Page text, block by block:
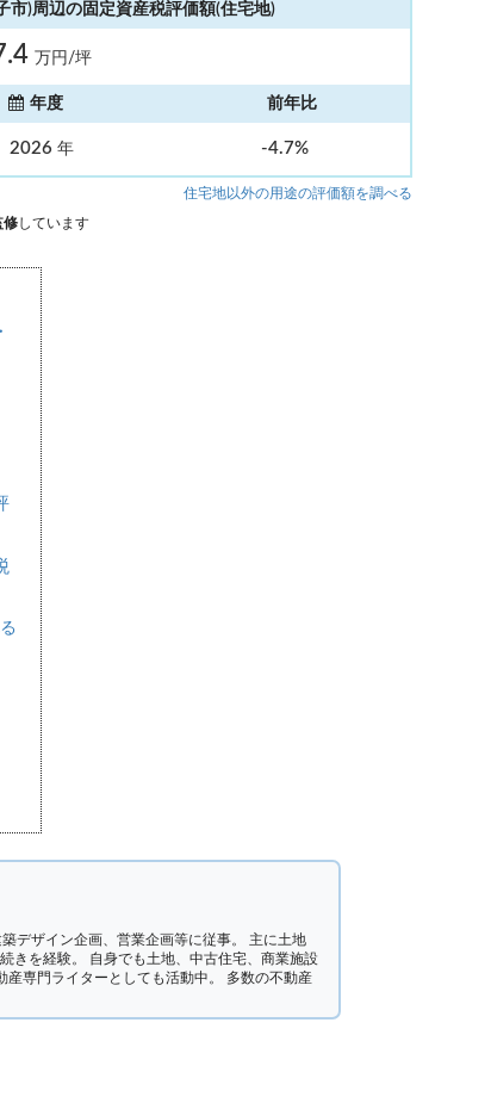
市)周辺の固定資産税評価額(住宅地)
万円/坪
年度 前年比
2026 年 -4.7%
住宅地以外の用途の評価額を調べる
修しています
デザイン企画、営業企画等に従事。 主に土地
きを経験。 自身でも土地、中古住宅、商業施設
専門ライターとしても活動中。 多数の不動産